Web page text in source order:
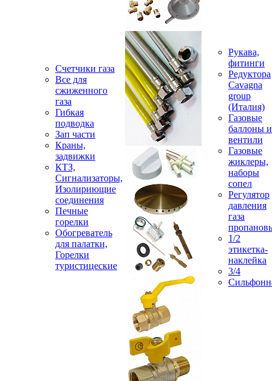
Счетчики газа
Все для
сжиженного
газа
Гибкая
подводка
Зап части
Краны,
задвижки
КТЗ,
Сигнализаторы,
Изолириющие
соединения
Печные
горелки
Обогреватель
для палатки,
Горелки
туристицеские
Рукава,
фитинги
Редуктора
Cavagna
group
(Италия)
Газовые
баллоны и
вентили
Газовые
жиклеры,
наборы
сопел
Регулятор
давления
газа
1/2
этикетка-
наклейка
3/4